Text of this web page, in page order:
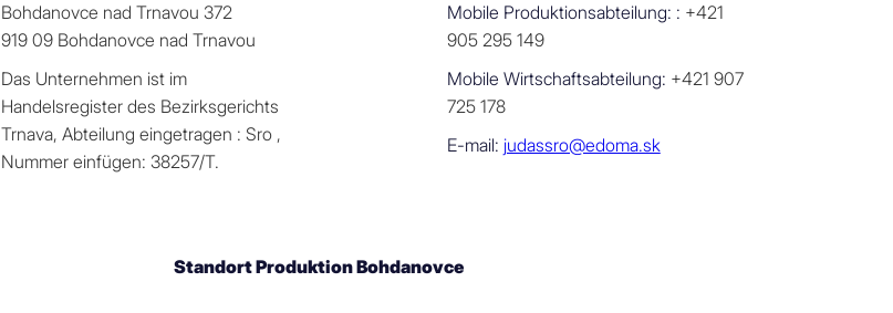
Bohdanovce nad Trnavou 372
919 09 Bohdanovce nad Trnavou
Das Unternehmen ist im
Handelsregister des Bezirksgerichts
Trnava, Abteilung eingetragen : Sro ,
Nummer einfügen: 38257/T.
Mobile Produktionsabteilung: : +421
905 295 149
Mobile Wirtschaftsabteilung: +421 907
725 178
E-mail: judassro@edoma.sk
Standort Produktion Bohdanovce